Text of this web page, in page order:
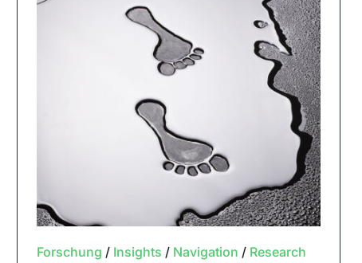
Forschung / Insights / Navigation / Research